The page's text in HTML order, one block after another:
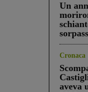
Un
Cronaca
aveva